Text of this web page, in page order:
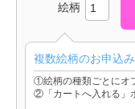
絵柄
複数絵柄のお申込
①絵柄の種類ごとにオ
②「カートへ入れる」